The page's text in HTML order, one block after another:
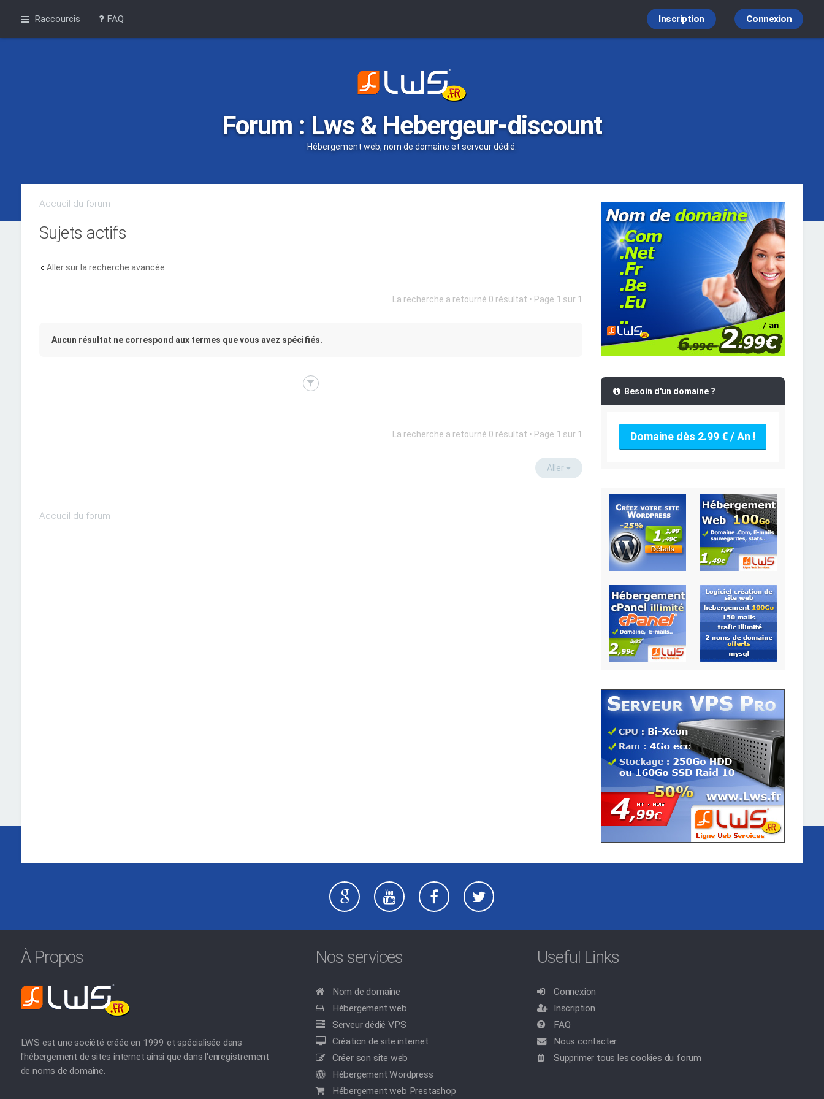
Raccourcis FAQ Connexion
Inscription
Forum : Lws & Hebergeur-discount
Hébergement web, nom de domaine et serveur dédié.
Accueil du forum
Sujets actifs
Aller sur la recherche avancée
La recherche a retourné 0 résultat • Page 1 sur 1
Aucun résultat ne correspond aux termes que vous avez spécifiés.
La recherche a retourné 0 résultat • Page 1 sur 1
Aller
Accueil du forum
Besoin d'un domaine ?
Domaine dès 2.99 € / An !
À Propos
LWS est une société créée en 1999 et spécialisée dans
l'hébergement de sites internet ainsi que dans l'enregistrement
de noms de domaine.
Nos services
Nom de domaine
Hébergement web
Serveur dédié VPS
Création de site internet
Créer son site web
Hébergement Wordpress
Hébergement web Prestashop
Useful Links
Connexion
Inscription
FAQ
Nous contacter
Supprimer tous les cookies du forum